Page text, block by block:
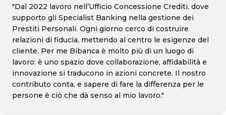
"Dal 2022 lavoro nell’Ufficio Concessione Crediti, dove
supporto gli Specialist Banking nella gestione dei
Prestiti Personali. Ogni giorno cerco di costruire
relazioni di fiducia, mettendo al centro le esigenze del
cliente. Per me Bibanca è molto più di un luogo di
lavoro: è uno spazio dove collaborazione, affidabilità e
innovazione si traducono in azioni concrete. Il nostro
contributo conta, e sapere di fare la differenza per le
persone è ciò che dà senso al mio lavoro."